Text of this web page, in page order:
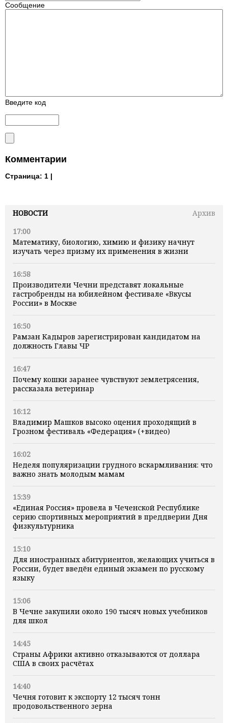
НОВОСТИ
Архив
17:00
Математику, биологию, химию и физику начнут
изучать через призму их применения в жизни
16:58
Производители Чечни представят локальные
гастробренды на юбилейном фестивале «Вкусы
России» в Москве
16:50
Рамзан Кадыров зарегистрирован кандидатом на
должность Главы ЧР
16:47
Почему кошки заранее чувствуют землетрясения,
рассказала ветеринар
16:12
Владимир Машков высоко оценил проходящий в
Грозном фестиваль «Федерация» (+видео)
16:02
Неделя популяризации грудного вскармливания: что
важно знать молодым мамам
15:39
«Единая Россия» провела в Чеченской Республике
серию спортивных мероприятий в преддверии Дня
физкультурника
15:10
Для иностранных абитуриентов, желающих учиться в
России, будет введён единый экзамен по русскому
языку
15:06
В Чечне закупили около 190 тысяч новых учебников
для школ
14:45
Страны Африки активно отказываются от доллара
США в своих расчётах
14:40
Чечня готовит к экспорту 12 тысяч тонн
продовольственного зерна
Сообщение
Введите код
Комментарии
Страница: 1 |